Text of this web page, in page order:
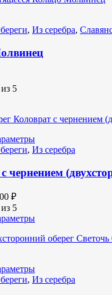
, Из серебра,
из 5
, Из серебра
чернением
₽
из 5
, Из серебра